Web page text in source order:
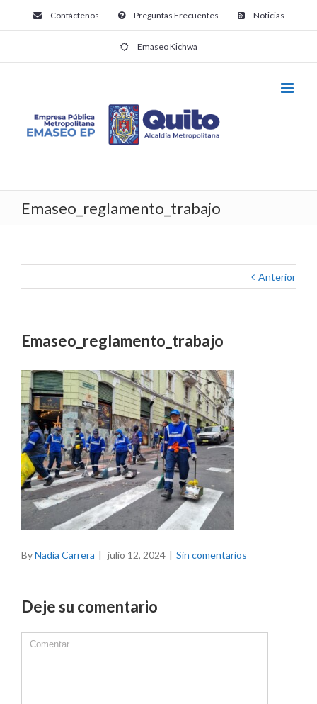
Contáctenos Preguntas Frecuentes Noticias
Emaseo Kichwa
Emaseo_reglamento_trabajo
Anterior
Emaseo_reglamento_trabajo
ByNadia Carrera | julio 12, 2024 | Sin comentarios
Deje su comentario
Comment